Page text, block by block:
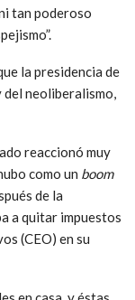
tan poderoso
la presidencia de
neoliberalismo,
reaccionó muy
como un boom
de la
a quitar impuestos
(CEO) en su